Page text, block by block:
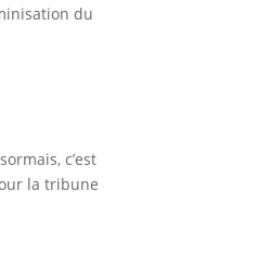
du
c’est
la tribune